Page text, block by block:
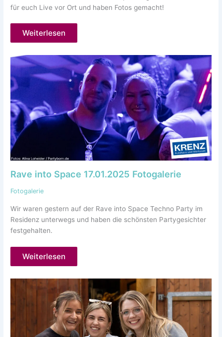
für euch Live vor Ort und haben Fotos gemacht!
Weiterlesen
Rave into Space 17.01.2025 Fotogalerie
Fotogalerie
Wir waren gestern auf der Rave into Space Techno Party im
Residenz unterwegs und haben die schönsten Partygesichter
festgehalten.
Weiterlesen